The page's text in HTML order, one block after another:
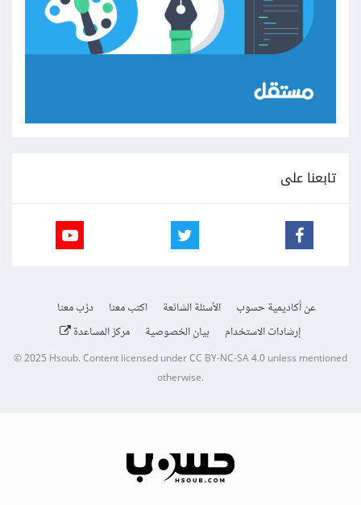
تابعنا على
عن أكاديمية حسوب الأسئلة الشائعة اكتب معنا
درّب معنا
إرشادات الاستخدام
بيان الخصوصية مركز المساعدة
© 2025Hsoub.Content licensed underCC BY-NC-SA 4.0unless mentioned
otherwise.